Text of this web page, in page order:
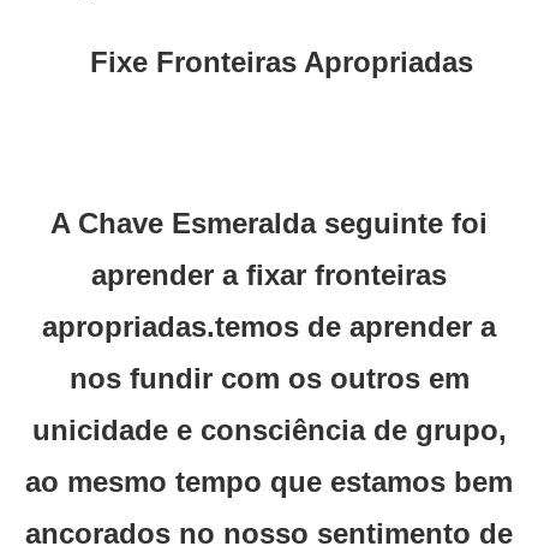
Fixe Fronteiras Apropriadas
A Chave Esmeralda seguinte foi
aprender a fixar fronteiras
apropriadas.temos de aprender a
nos fundir com os outros em
unicidade e consciência de grupo,
ao mesmo tempo que estamos bem
ancorados no nosso sentimento de